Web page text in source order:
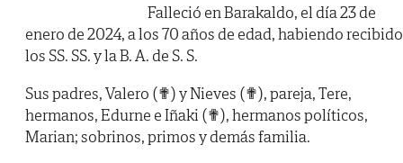
Falleció en Barakaldo, el día 23 de
enero de 2024, a los 70 años de edad, habiendo recibido
los SS. SS. y la B. A. de S. S.
Sus padres, Valero (✟) y Nieves (✟), pareja, Tere,
hermanos, Edurne e Iñaki (✟), hermanos políticos,
Marian; sobrinos, primos y demás familia.